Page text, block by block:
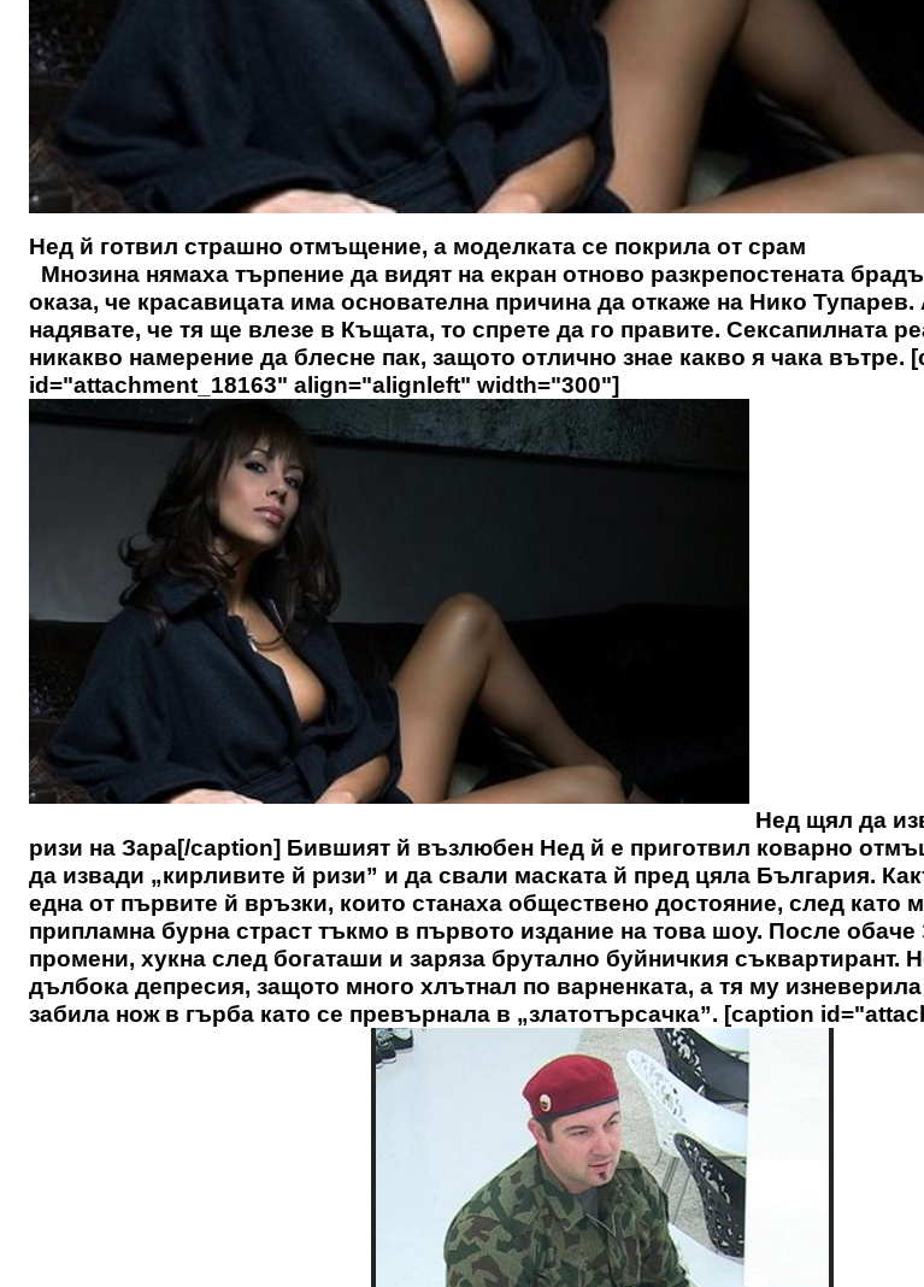
Нед й готвил страшно отмъщение, а моделката се покрила от срам
Мнозина нямаха търпение да видят на екран отново разкрепостената
оказа, че красавицата има основателна причина да откаже на Нико
надявате, че тя ще влезе в Къщата, то спрете да го правите. Сексапилната
никакво намерение да блесне пак, защото отлично знае какво я чака вътре.
id="attachment_18163" align="alignleft" width="300"]
Нед щял да
ризи на Зара[/caption] Бившият й възлюбен Нед й е приготвил коварно
да извади „кирливите й ризи” и да свали маската й пред цяла България.
една от първите й връзки, които станаха обществено достояние, след като
припламна бурна страст тъкмо в първото издание на това шоу. После обаче
промени, хукна след богаташи и заряза брутално буйничкия съквартирант.
дълбока депресия, защото много хлътнал по варненката, а тя му
забила нож в гърба като се превърнала в „златотърсачка”. [caption